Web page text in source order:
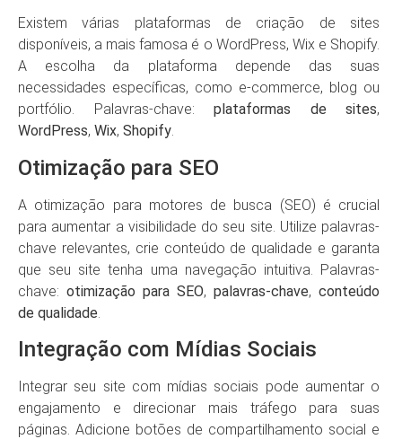
Existem várias plataformas de criação de sites
disponíveis, a mais famosa é o WordPress, Wix e Shopify.
A escolha da plataforma depende das suas
necessidades específicas, como e-commerce, blog ou
portfólio. Palavras-chave: plataformas de sites,
WordPress, Wix, Shopify.
Otimização para SEO
A otimização para motores de busca (SEO) é crucial
para aumentar a visibilidade do seu site. Utilize palavras-
chave relevantes, crie conteúdo de qualidade e garanta
que seu site tenha uma navegação intuitiva. Palavras-
chave: otimização para SEO, palavras-chave, conteúdo
de qualidade
Integração com Mídias Sociais
Integrar seu site com mídias sociais pode aumentar o
engajamento e direcionar mais tráfego para suas
páginas. Adicione botões de compartilhamento social e